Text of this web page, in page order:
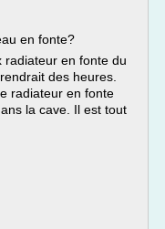
en fonte?
radiateur en fonte du
des heures.
radiateur en fonte
la cave. Il est tout